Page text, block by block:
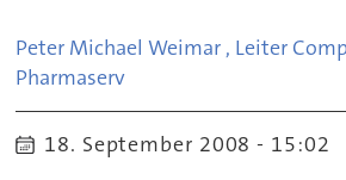
Peter Michael Weimar , Leiter
Pharmaserv
18. September 2008 - 15:02